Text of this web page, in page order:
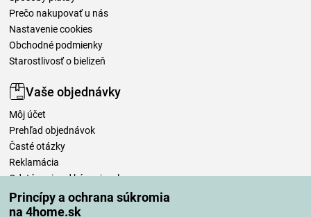
Princípy a ochrana súkromia
na 4home.sk
Prečo nakupovať u nás
Nastavenie cookies
Obchodné podmienky
Starostlivosť o bielizeň
Vaše objednávky
Môj účet
Prehľad objednávok
Časté otázky
Reklamácia
Odstúpenie od kúpnej zmluvy
Pravidlá spracovania recenzií